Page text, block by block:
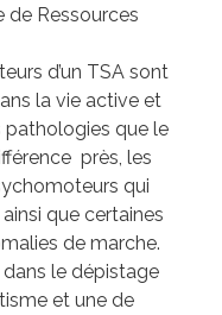
de Ressources
d’un TSA sont
la vie active et
que le
près, les
qui
que certaines
de marche.
le dépistage
et une de